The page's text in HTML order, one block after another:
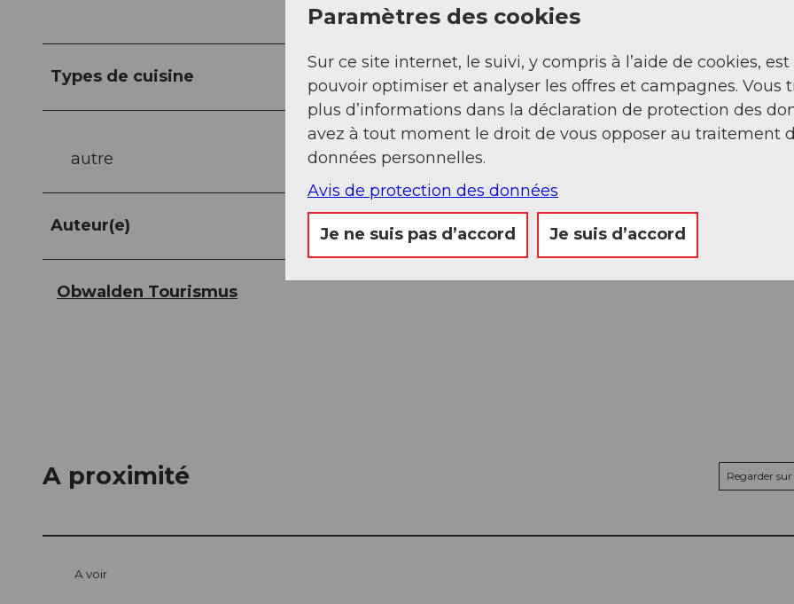
Types de cuisine
autre
Auteur(e)
Obwalden Tourismus
A proximité Regarder
A voir
Paramètres des cookies
Sur ce site internet, le suivi, y compris à l’aide de cookies,
pouvoir optimiser et analyser les offres et campagnes. Vous
plus d’informations dans la déclaration de protection des
avez à tout moment le droit de vous opposer au traitement
données personnelles.
Avis de protection des données
Je ne suis pas d’accord Je suis d’accord